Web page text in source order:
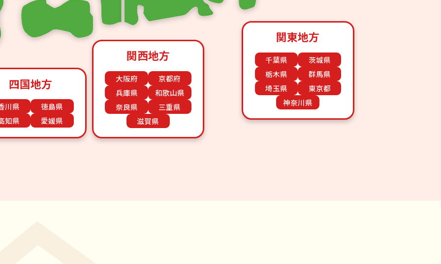
関東地方
千葉県
茨城県
栃木県
群馬県
埼玉県
東京都
神奈川県
関西地方
大阪府
京都府
兵庫県
和歌山県
奈良県
三重県
滋賀県
四国地方
川県
徳島県
知県
愛媛県